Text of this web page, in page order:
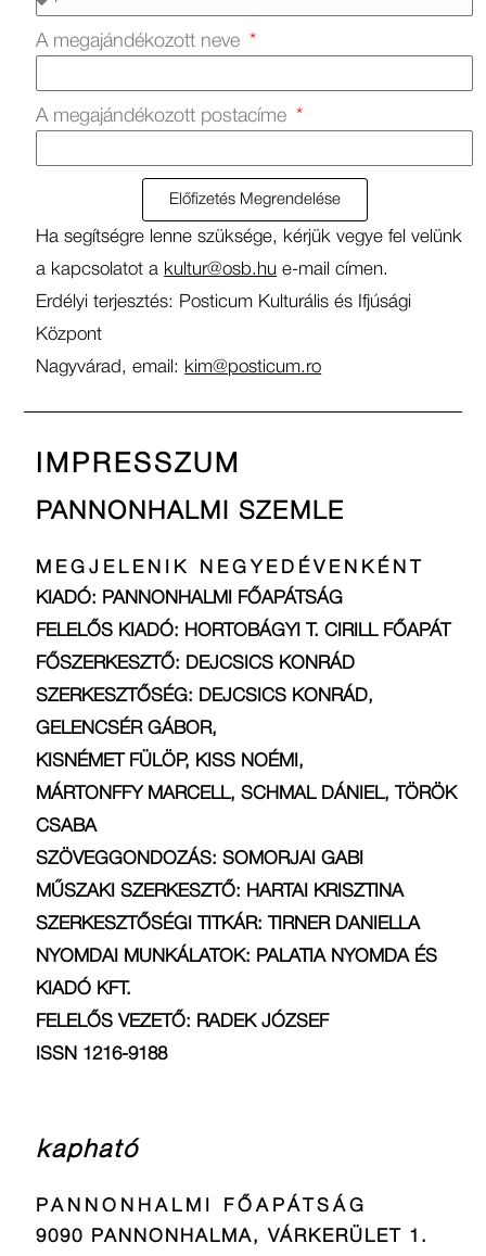
A megajándékozott neve
A megajándékozott postacíme
Előfizetés Megrendelése
Ha segítségre lenne szüksége, kérjük vegye fel velünk
a kapcsolatot a kultur@osb.hu e-mail címen.
Erdélyi terjesztés: Posticum Kulturális és Ifjúsági
Központ
Nagyvárad, email: kim@posticum.ro
IMPRESSZUM
PANNONHALMI SZEMLE
MEGJELENIK NEGYEDÉVENKÉNT
KIADÓ: PANNONHALMI FŐAPÁTSÁG
FELELŐS KIADÓ: HORTOBÁGYI T. CIRILL FŐAPÁT
FŐSZERKESZTŐ: DEJCSICS KONRÁD
SZERKESZTŐSÉG: DEJCSICS KONRÁD,
GELENCSÉR GÁBOR,
KISNÉMET FÜLÖP, KISS NOÉMI,
MÁRTONFFY MARCELL, SCHMAL DÁNIEL, TÖRÖK
CSABA
SZÖVEGGONDOZÁS: SOMORJAI GABI
MŰSZAKI SZERKESZTŐ: HARTAI KRISZTINA
SZERKESZTŐSÉGI TITKÁR: TIRNER DANIELLA
NYOMDAI MUNKÁLATOK: PALATIA NYOMDA ÉS
KIADÓ KFT.
FELELŐS VEZETŐ: RADEK JÓZSEF
ISSN 1216-9188
kapható
PANNONHALMI FŐAPÁTSÁG
9090 PANNONHALMA, VÁRKERÜLET 1.